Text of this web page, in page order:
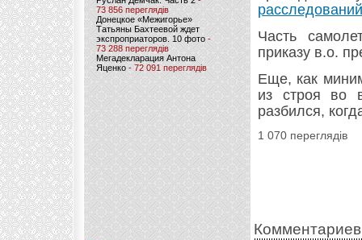
73 856 переглядів
Донецкое «Межигорье»
Татьяны Бахтеевой ждет
экспроприаторов. 10 фото -
73 288 переглядів
Мегадекларация Антона
Яценко - 72 091 переглядів
Часть
приказу в.о.
Еще, как
из строя во
разбился,
1 070 переглядів